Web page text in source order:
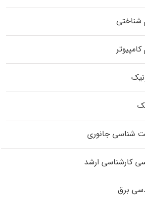
شناختی
شناسی جانوری
کارشناسی ارشد
برق